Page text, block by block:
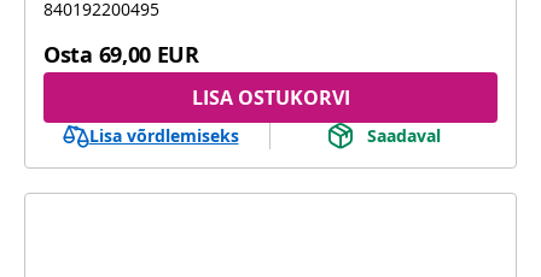
840192200495
Osta 69,00 EUR
LISA OSTUKORVI
Lisa võrdlemiseks Saadaval